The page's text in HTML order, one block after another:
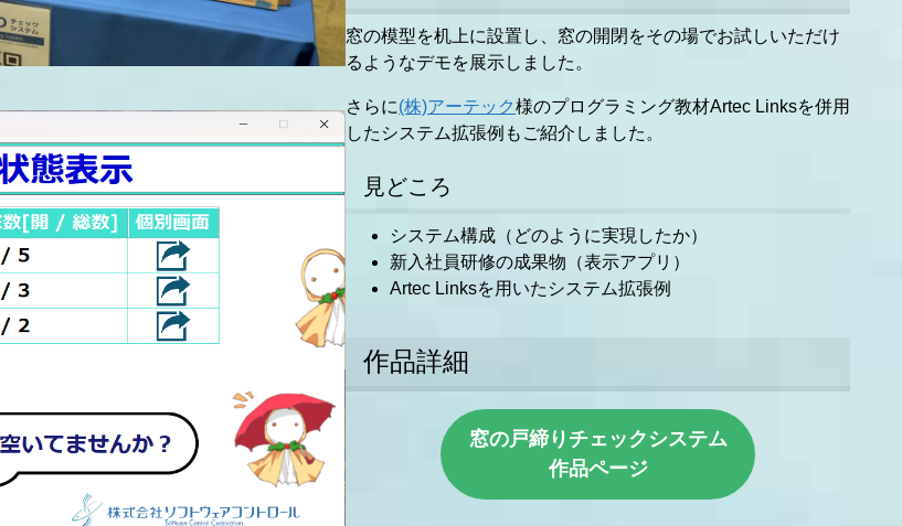
窓の模型を机上に設置し、窓の開閉をその場でお試しいただけ
るようなデモを展示しました。
さらに(株)アーテック様のプログラミング教材Artec Linksを併用
したシステム拡張例もご紹介しました。
見どころ
システム構成（どのように実現したか）
新入社員研修の成果物（表示アプリ）
Artec Linksを用いたシステム拡張例
作品詳細
窓の戸締りチェックシステム
作品ページ